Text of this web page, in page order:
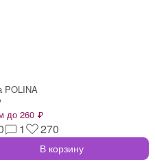
POLINA
до 260 ₽
1 270
В корзину